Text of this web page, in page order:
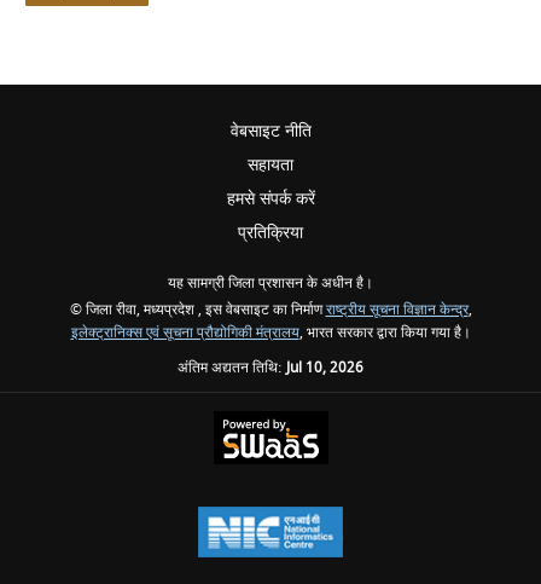
वेबसाइट नीति
सहायता
हमसे संपर्क करें
प्रतिक्रिया
यह सामग्री जिला प्रशासन के अधीन है।
© जिला रीवा, मध्यप्रदेश , इस वेबसाइट का निर्माणराष्ट्रीय सूचना विज्ञान केन्द्र,
इलेक्ट्रानिक्स एवं सूचना प्रौद्योगिकी मंत्रालय, भारत सरकार द्वारा किया गया है।
अंतिम अद्यतन तिथि:Jul 10, 2026